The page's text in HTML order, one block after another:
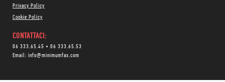
Privacy Policy
Cookie Policy
CONTATTACI:
06 333.65.45 • 06 333.65.53
Email: info@minimumfax.com